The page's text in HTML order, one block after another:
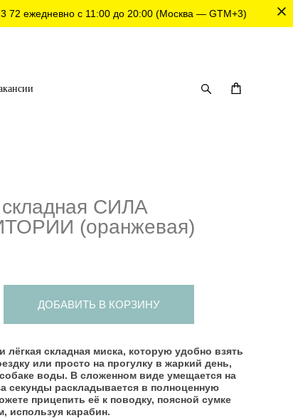
72 ежедневно с 11:00 до 20:00 (Москва — GTM+3)
СИЛА
(оранжевая)
ДОБАВИТЬ В КОРЗИНУ
лёгкая складная миска, которую удобно взять
или просто на прогулку в жаркий день,
воды. В сложенном виде умещается на
секунды раскладывается в полноценную
прицепить eё к поводку, поясной сумке
используя карабин.